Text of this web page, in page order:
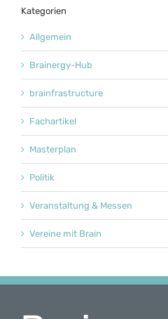
Kategorien
Allgemein
Brainergy-Hub
brainfrastructure
Fachartikel
Masterplan
Politik
Veranstaltung & Messen
Vereine mit Brain